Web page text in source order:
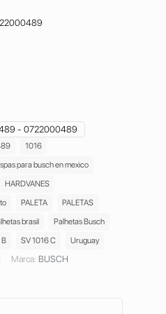
- 0722000489
1016
para busch en mexico
HARDVANES
PALETA
PALETAS
brasil
Palhetas Busch
SV 1016 C
Uruguay
Marca: BUSCH